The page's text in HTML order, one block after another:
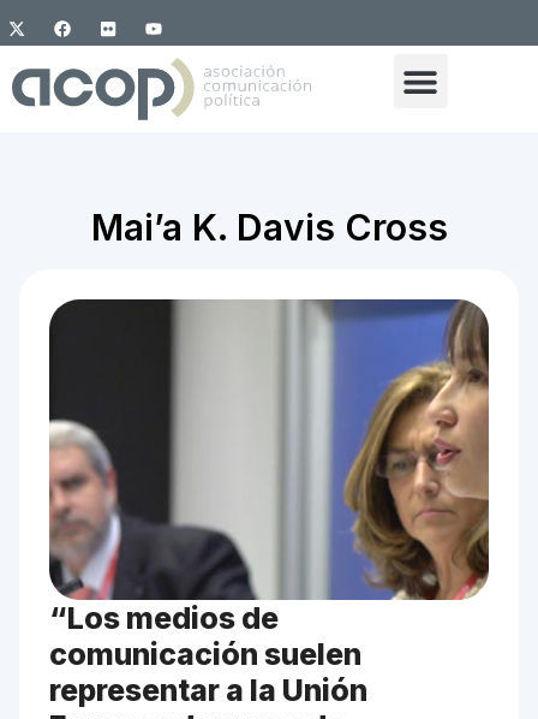
Mai’a K. Davis Cross
“Los medios de
comunicación suelen
representar a la Unión